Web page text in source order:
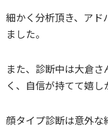
細かく分析頂き、アド
ました。
また、診断中は大倉
く、自信が持てて嬉し
顔タイプ診断は意外